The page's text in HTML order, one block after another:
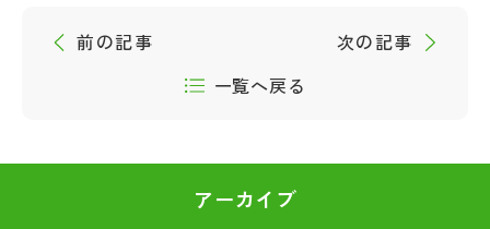
前の記事
一覧へ戻る
次の記事
アーカイブ